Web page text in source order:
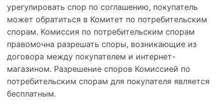
урегулировать спор по соглашению, покупатель
может обратиться в Комитет по потребительским
спорам. Комиссия по потребительским спорам
правомочна разрешать споры, возникающие из
договора между покупателем и интернет-
магазином. Разрешение споров Комиссией по
потребительским спорам для покупателя является
бесплатным.